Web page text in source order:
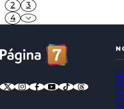
2
3
4